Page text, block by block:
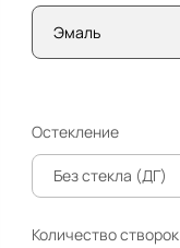
Эмаль
Остекление
Без стекла (ДГ)
Количество створок